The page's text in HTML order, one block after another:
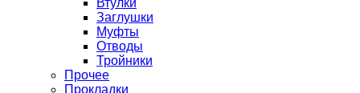
Втулки
Заглушки
Муфты
Отводы
Тройники
Прочее
Прокладки